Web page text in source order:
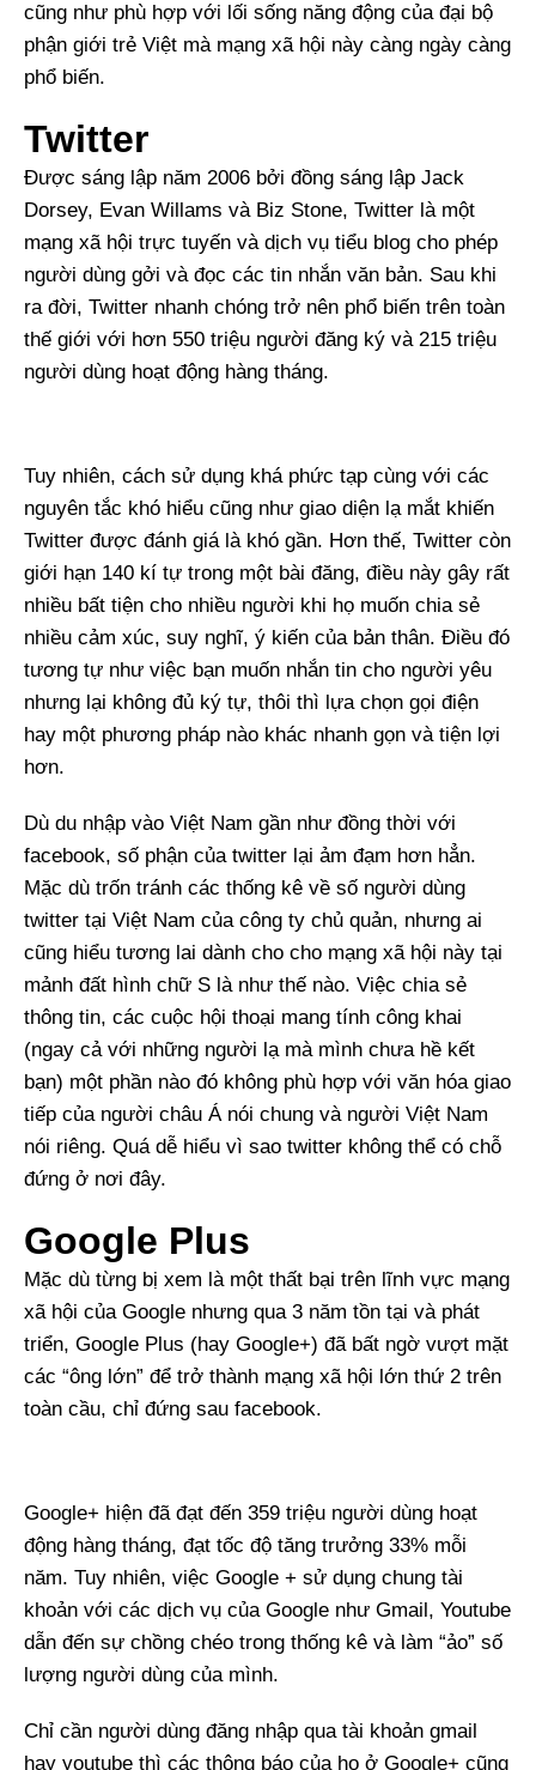
cũng như phù hợp với lối sống năng động của đại bộ
phận giới trẻ Việt mà mạng xã hội này càng ngày càng
phổ biến.
Twitter
Được sáng lập năm 2006 bởi đồng sáng lập Jack
Dorsey, Evan Willams và Biz Stone, Twitter là một
mạng xã hội trực tuyến và dịch vụ tiểu blog cho phép
người dùng gởi và đọc các tin nhắn văn bản. Sau khi
ra đời, Twitter nhanh chóng trở nên phổ biến trên toàn
thế giới với hơn 550 triệu người đăng ký và 215 triệu
người dùng hoạt động hàng tháng.
Tuy nhiên, cách sử dụng khá phức tạp cùng với các
nguyên tắc khó hiểu cũng như giao diện lạ mắt khiến
Twitter được đánh giá là khó gần. Hơn thế, Twitter còn
giới hạn 140 kí tự trong một bài đăng, điều này gây rất
nhiều bất tiện cho nhiều người khi họ muốn chia sẻ
nhiều cảm xúc, suy nghĩ, ý kiến của bản thân. Điều đó
tương tự như việc bạn muốn nhắn tin cho người yêu
nhưng lại không đủ ký tự, thôi thì lựa chọn gọi điện
hay một phương pháp nào khác nhanh gọn và tiện lợi
hơn.
Dù du nhập vào Việt Nam gần như đồng thời với
facebook, số phận của twitter lại ảm đạm hơn hẳn.
Mặc dù trốn tránh các thống kê về số người dùng
twitter tại Việt Nam của công ty chủ quản, nhưng ai
cũng hiểu tương lai dành cho cho mạng xã hội này tại
mảnh đất hình chữ S là như thế nào. Việc chia sẻ
thông tin, các cuộc hội thoại mang tính công khai
(ngay cả với những người lạ mà mình chưa hề kết
bạn) một phần nào đó không phù hợp với văn hóa giao
tiếp của người châu Á nói chung và người Việt Nam
nói riêng. Quá dễ hiểu vì sao twitter không thể có chỗ
đứng ở nơi đây.
Google Plus
Mặc dù từng bị xem là một thất bại trên lĩnh vực mạng
xã hội của Google nhưng qua 3 năm tồn tại và phát
triển, Google Plus (hay Google+) đã bất ngờ vượt mặt
các “ông lớn” để trở thành mạng xã hội lớn thứ 2 trên
toàn cầu, chỉ đứng sau facebook.
Google+ hiện đã đạt đến 359 triệu người dùng hoạt
động hàng tháng, đạt tốc độ tăng trưởng 33% mỗi
năm. Tuy nhiên, việc Google + sử dụng chung tài
khoản với các dịch vụ của Google như Gmail, Youtube
dẫn đến sự chồng chéo trong thống kê và làm “ảo” số
lượng người dùng của mình.
Chỉ cần người dùng đăng nhập qua tài khoản gmail
hay youtube thì các thông báo của họ ở Google+ cũng